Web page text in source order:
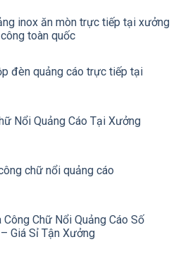
inox ăn mòn trực tiếp tại xưởng
toàn quốc
đèn quảng cáo trực tiếp tại
Nổi Quảng Cáo Tại Xưởng
chữ nổi quảng cáo
Công Chữ Nổi Quảng Cáo Số
Giá Sỉ Tận Xưởng